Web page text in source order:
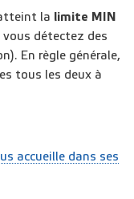
la
limite MIN
vous détectez des
En règle générale,
tous les deux à
accueille dans ses